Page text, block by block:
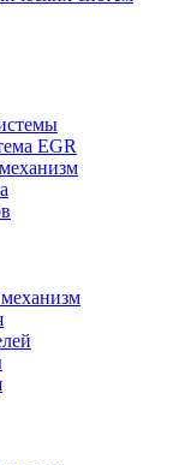
EGR